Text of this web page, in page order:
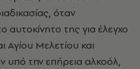
όταν
αυτοκίνητο της για έλεγχο
Μελετίου και
υπό την επήρεια αλκοόλ,